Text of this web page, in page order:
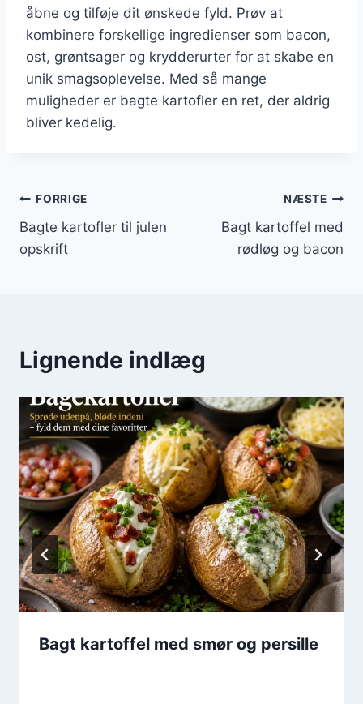
åbne og tilføje dit ønskede fyld. Prøv at
kombinere forskellige ingredienser som bacon,
ost, grøntsager og krydderurter for at skabe en
unik smagsoplevelse. Med så mange
muligheder er bagte kartofler en ret, der aldrig
bliver kedelig.
Indlægsnavigation
FORRIGE
Bagte kartofler til julen
opskrift
NÆSTE
Bagt kartoffel med
rødløg og bacon
Lignende indlæg
Bagt kartoffel med smør og persille